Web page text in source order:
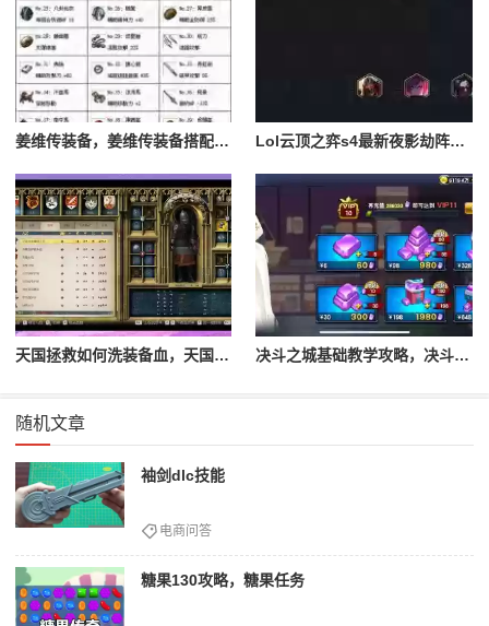
姜维传装备，姜维传装备搭配一览表最新 Lol云顶之弈s4最新夜影劫阵容搭配，云顶之奕夜影劫阵容
天国拯救如何洗装备血，天国拯救怎么洗衣服 决斗之城基础教学攻略，决斗之城教学攻略2111
随机文章
袖剑dlc技能
电商问答
糖果130攻略，糖果任务